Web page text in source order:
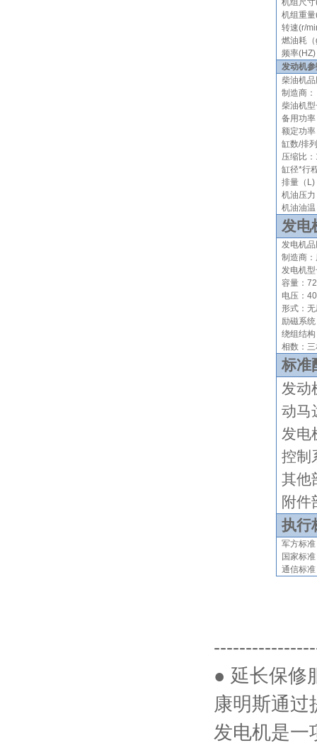
机组尺
机组重
转速(r/
燃油耗（
频率(HZ)
发动机参
柴油机品
制造商：
柴油机型
备用功
额定功
缸数/排
压缩比：
缸径*行
排量（ L)
机油压
机油油
发电
发电机品
制造商
发电机
容量：
电压：
形式：无
励磁系统
绕组结构
相数：
标准
发动
动马
发电
控制
其他
附件
执行
军方标
国家标准
通信标准
● 延长保修
康明斯通过
发电机是一